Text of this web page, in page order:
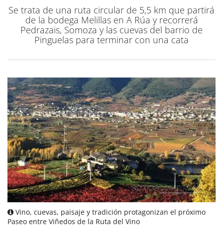
Se trata de una ruta circular de 5,5 km que partirá
de la bodega Melillas en A Rúa y recorrerá
Pedrazais, Somoza y las cuevas del barrio de
Pinguelas para terminar con una cata
Vino, cuevas, paisaje y tradición protagonizan el próximo
Paseo entre Viñedos de la Ruta del Vino